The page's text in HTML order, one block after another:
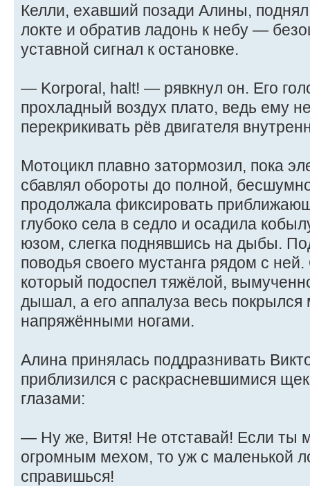
Келли, ехавший позади Алины, поднял
локте и обратив ладонь к небу —
уставной сигнал к остановке.
— Korporal, halt! — рявкнул он. Его
прохладный воздух плато, ведь ему
перекрикивать рёв двигателя
Мотоцикл плавно затормозил, пока
сбавлял обороты до полной,
продолжала фиксировать
глубоко села в седло и осадила
юзом, слегка поднявшись на дыбы.
поводья своего мустанга рядом с
который подоспел тяжёлой,
дышал, а его аппалуза весь
напряжёнными ногами.
Алина принялась поддразнивать
приблизился с раскрасневшимися
глазами:
— Ну же, Витя! Не отставай! Если ты
огромным мехом, то уж с маленькой
справишься!